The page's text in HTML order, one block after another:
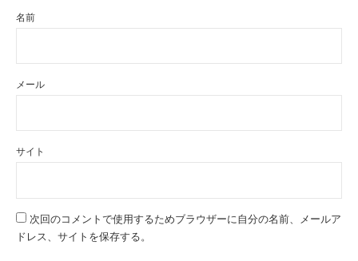
名前
メール
サイト
次回のコメントで使用するためブラウザーに自分の名前、メールア
ドレス、サイトを保存する。